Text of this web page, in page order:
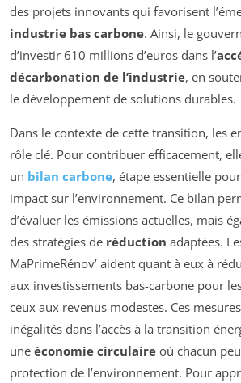
des projets innovants qui favorisent
industrie bas carbone. Ainsi, le
d’investir 610 millions d’euros dans l’
décarbonation de l’industrie, en
le développement de solutions durables.
Dans le contexte de cette transition, les
rôle clé. Pour contribuer efficacement,
un bilan carbone, étape essentielle
impact sur l’environnement. Ce bilan
d’évaluer les émissions actuelles, mais
des stratégies de réduction adaptées.
MaPrimeRénov’ aident quant à eux à
aux investissements bas-carbone pour
ceux aux revenus modestes. Ces
inégalités dans l’accès à la transition
une économie circulaire où chacun
protection de l’environnement. Pour